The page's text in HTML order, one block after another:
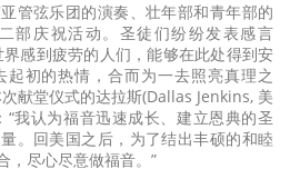
管弦乐团的演奏、壮年部和青年部的
部庆祝活动。圣徒们纷纷发表感言
感到疲劳的人们，能够在此处得到安
初的热情，合而为一去照亮真理之
献堂仪式的达拉斯(Dallas Jenkins, 美
我认为福音迅速成长、建立恩典的圣
。回美国之后，为了结出丰硕的和睦
，尽心尽意做福音。”